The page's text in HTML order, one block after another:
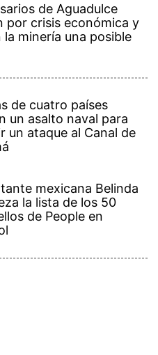
de Aguadulce
por crisis económica y
la minería una posible
de cuatro países
un asalto naval para
un ataque al Canal de
mexicana Belinda
la lista de los 50
de People en